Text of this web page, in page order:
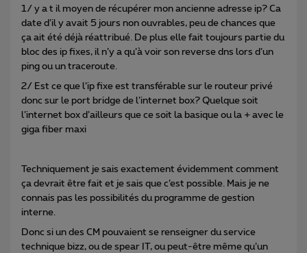
1/ y a t il moyen de récupérer mon ancienne adresse ip? Ca
date d’il y avait 5 jours non ouvrables, peu de chances que
ça ait été déjà réattribué. De plus elle fait toujours partie du
bloc des ip fixes, il n’y a qu’à voir son reverse dns lors d’un
ping ou un traceroute.
2/ Est ce que l’ip fixe est transférable sur le routeur privé
donc sur le port bridge de l’internet box? Quelque soit
l’internet box d’ailleurs que ce soit la basique ou la + avec le
giga fiber maxi
Techniquement je sais exactement évidemment comment
ça devrait être fait et je sais que c’est possible. Mais je ne
connais pas les possibilités du programme de gestion
interne.
Donc si un des CM pouvaient se renseigner du service
technique bizz, ou de spear IT, ou peut-être même qu’un